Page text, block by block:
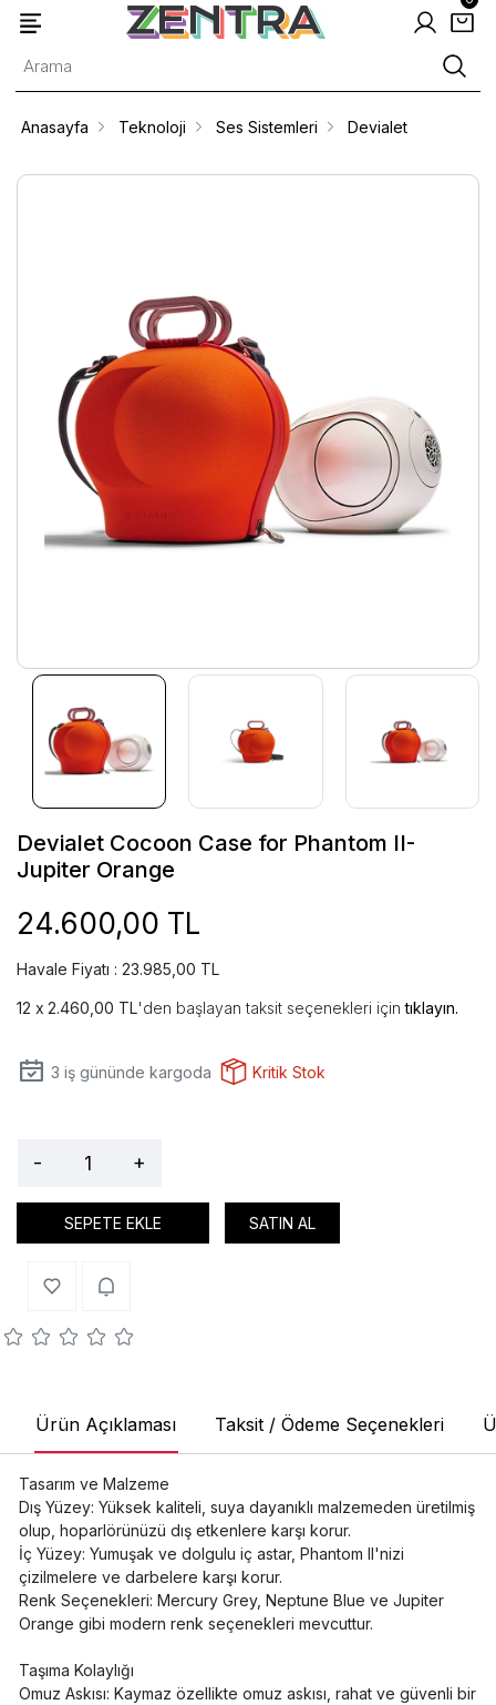
Anasayfa Teknoloji Ses Sistemleri Devialet
Devialet Cocoon Case for Phantom II-
Jupiter Orange
24.600,00 TL
Havale Fiyatı : 23.985,00 TL
2.460,00 TL'den başlayan taksit seçenekleri içintıklayın.
3 iş gününde kargoda Kritik Stok
- +
SEPETE EKLE SATIN AL
Ürün Açıklaması Taksit / Ödeme Seçenekleri
Tasarım ve Malzeme
Dış Yüzey: Yüksek kaliteli, suya dayanıklı malzemeden üretilmiş
olup, hoparlörünüzü dış etkenlere karşı korur.
İç Yüzey: Yumuşak ve dolgulu iç astar, Phantom II'nizi
çizilmelere ve darbelere karşı korur.
Renk Seçenekleri: Mercury Grey, Neptune Blue ve Jupiter
Orange gibi modern renk seçenekleri mevcuttur.
Taşıma Kolaylığı
Omuz Askısı: Kaymaz özellikte omuz askısı, rahat ve güvenli bir